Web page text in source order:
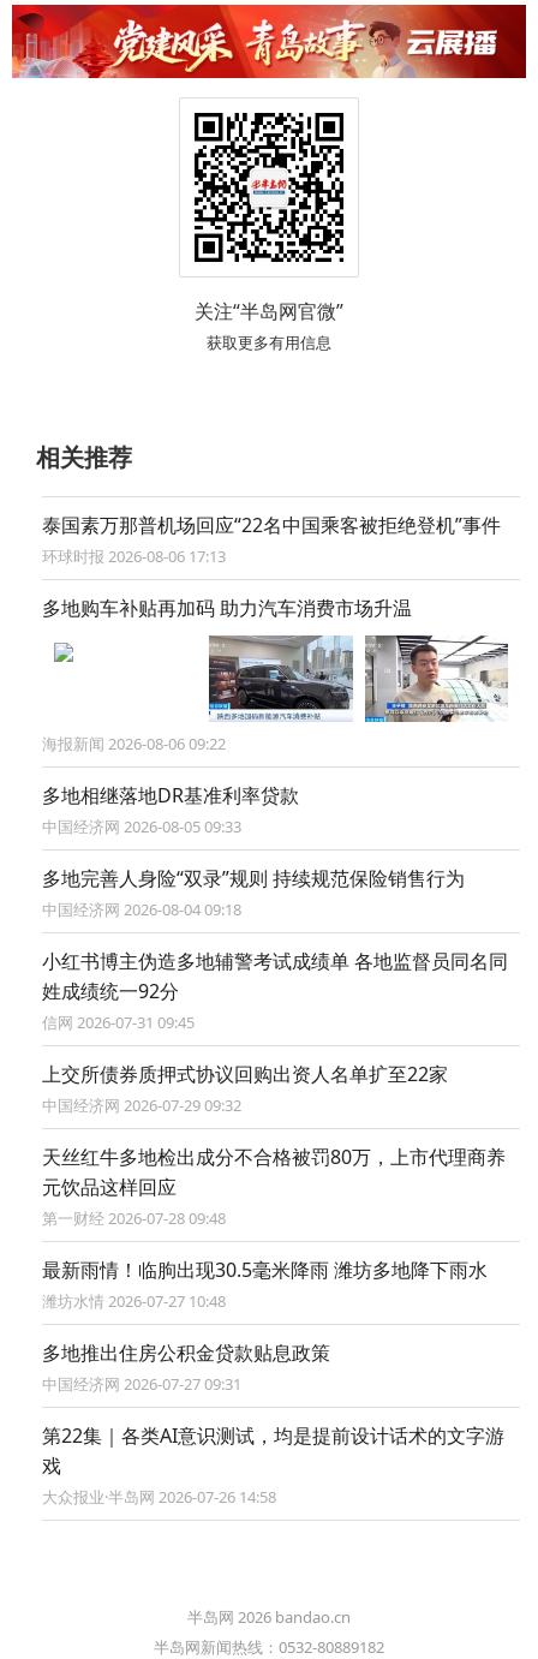
关注“半岛网官微”
获取更多有用信息
相关推荐
泰国素万那普机场回应“22名中国乘客被拒绝登机”事件
环球时报 2026-08-06 17:13
多地购车补贴再加码 助力汽车消费市场升温
海报新闻 2026-08-06 09:22
多地相继落地DR基准利率贷款
中国经济网 2026-08-05 09:33
多地完善人身险“双录”规则 持续规范保险销售行为
中国经济网 2026-08-04 09:18
小红书博主伪造多地辅警考试成绩单 各地监督员同名同
姓成绩统一92分
信网 2026-07-31 09:45
上交所债券质押式协议回购出资人名单扩至22家
中国经济网 2026-07-29 09:32
天丝红牛多地检出成分不合格被罚80万，上市代理商养
元饮品这样回应
第一财经 2026-07-28 09:48
最新雨情！临朐出现30.5毫米降雨 潍坊多地降下雨水
潍坊水情 2026-07-27 10:48
多地推出住房公积金贷款贴息政策
中国经济网 2026-07-27 09:31
第22集｜各类AI意识测试，均是提前设计话术的文字游
戏
大众报业·半岛网 2026-07-26 14:58
半岛网 2026 bandao.cn
半岛网新闻热线：0532-80889182